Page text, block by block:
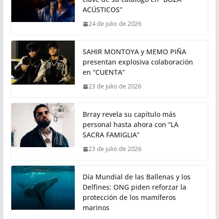
ACÚSTICOS”
24 de julio de 2026
SAHIR MONTOYA y MEMO PIÑA
presentan explosiva colaboración
en “CUENTA”
23 de julio de 2026
Brray revela su capítulo más
personal hasta ahora con “LA
SACRA FAMIGLIA”
23 de julio de 2026
Día Mundial de las Ballenas y los
Delfines: ONG piden reforzar la
protección de los mamíferos
marinos